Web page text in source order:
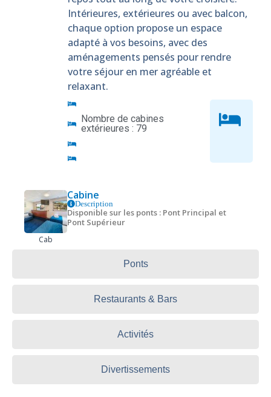
Ponts
Restaurants & Bars
Activités
Divertissements
Intérieures, extérieures ou avec balcon,
chaque option propose un espace
adapté à vos besoins, avec des
aménagements pensés pour rendre
votre séjour en mer agréable et
relaxant.
Nombre de cabines
extérieures : 79
Cab
Cabine
Description
Disponible sur les ponts : Pont Principal et
Pont Supérieur